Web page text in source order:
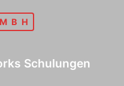
Schulungen